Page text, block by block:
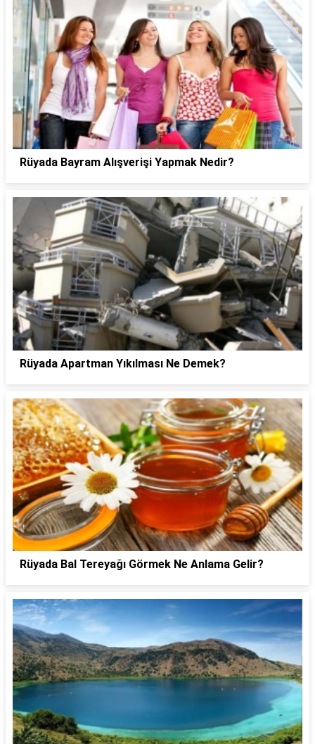
Rüyada Bayram Alışverişi Yapmak Nedir?
Rüyada Apartman Yıkılması Ne Demek?
Rüyada Bal Tereyağı Görmek Ne Anlama Gelir?